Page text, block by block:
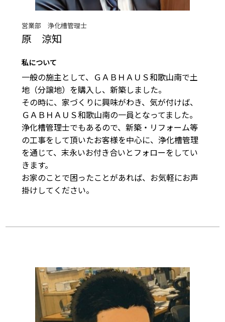
営業部 浄化槽管理士
原 涼知
私について
一般の施主として、ＧＡＢＨＡＵＳ和歌山南で土
地（分譲地）を購入し、新築しました。
その時に、家づくりに興味がわき、気が付けば、
ＧＡＢＨＡＵＳ和歌山南の一員となってました。
浄化槽管理士でもあるので、新築・リフォーム等
の工事をして頂いたお客様を中心に、浄化槽管理
を通じて、末永いお付き合いとフォローをしてい
きます。
お家のことで困ったことがあれば、お気軽にお声
掛けしてください。